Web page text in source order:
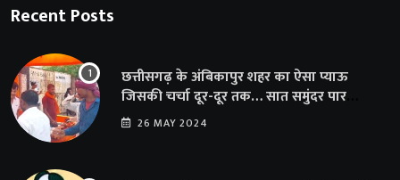
Recent Posts
छत्तीसगढ़ के अंबिकापुर शहर का ऐसा प्याऊ
जिसकी चर्चा दूर-दूर तक… सात समुंदर पार
अमेरिका से भी पहुंचा सहयोग
26 MAY 2024